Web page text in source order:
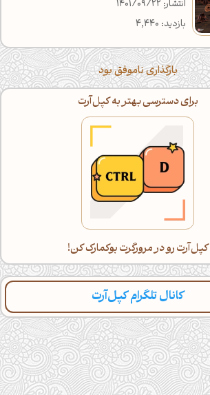
انتشار: 1401/09/22
بازدید: 4,440
بارگذاری ناموفق بود
اگه خسته شدی، با گوشی ادامه بده!
دراز بکش و کپل‌آرت رو اسکرول کن(:
کانال تلگرام کپل‌آرت